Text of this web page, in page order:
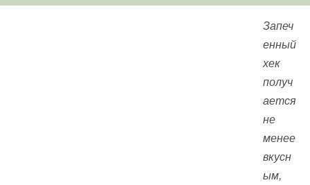
Запеч
енный
хек
получ
ается
не
менее
вкусн
ым,